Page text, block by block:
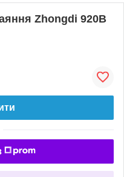
Zhongdi 920B